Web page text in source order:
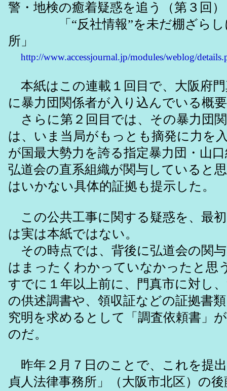
警・地検の癒着疑惑を追う（第３回）
「“反社情報”を未だ棚ざらし
所」
http://www.accessjournal.jp/modules/weblog/
本紙はこの連載１回目で、大阪府
に暴力団関係者が入り込んでいる概
さらに第２回目では、その暴力団
は、いま当局がもっとも摘発に力を
が国最大勢力を誇る指定暴力団・山
弘道会の直系組織が関与していると
はいかない具体的証拠も提示した。
この公共工事に関する疑惑を、最
は実は本紙ではない。
その時点では、背後に弘道会の関
はまったくわかっていなかったと思
すでに１年以上前に、門真市に対し
の供述調書や、領収証などの証拠書
究明を求めるとして「調査依頼書」
のだ。
昨年２月７日のことで、これを提
貞人法律事務所」（大阪市北区）の